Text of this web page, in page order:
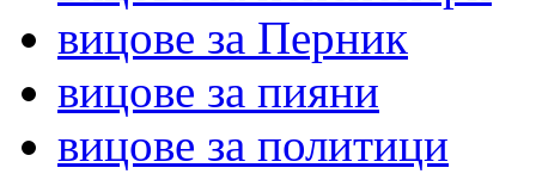
вицове за Перник
вицове за пияни
вицове за политици